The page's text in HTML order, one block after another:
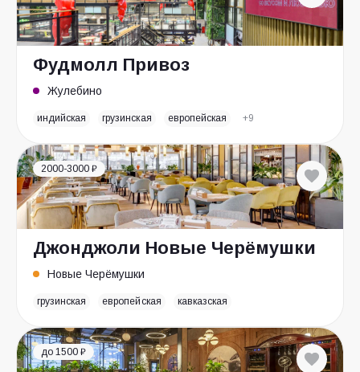
Фудмолл Привоз
Жулебино
индийская грузинская европейская +9
2000-3000 ₽
Джонджоли Новые Черёмушки
Новые Черёмушки
грузинская европейская кавказская
до 1500 ₽